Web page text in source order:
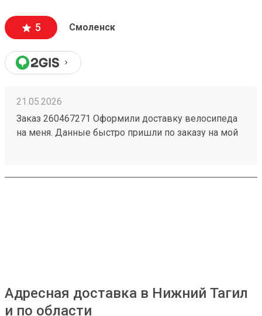
сохранности , и сотрудники аккуратны при загрузке
, выгрузке 🙌🏻 Заказ 260502771
5 Смоленск
21.05.2026
Заказ 260467271 Оформили доставку велосипеда
на меня. Данные быстро пришли по заказу на мой
доставки и из чего. Даже есть телеграмм бот, что
Адресная доставка в Нижний Тагил
и по области